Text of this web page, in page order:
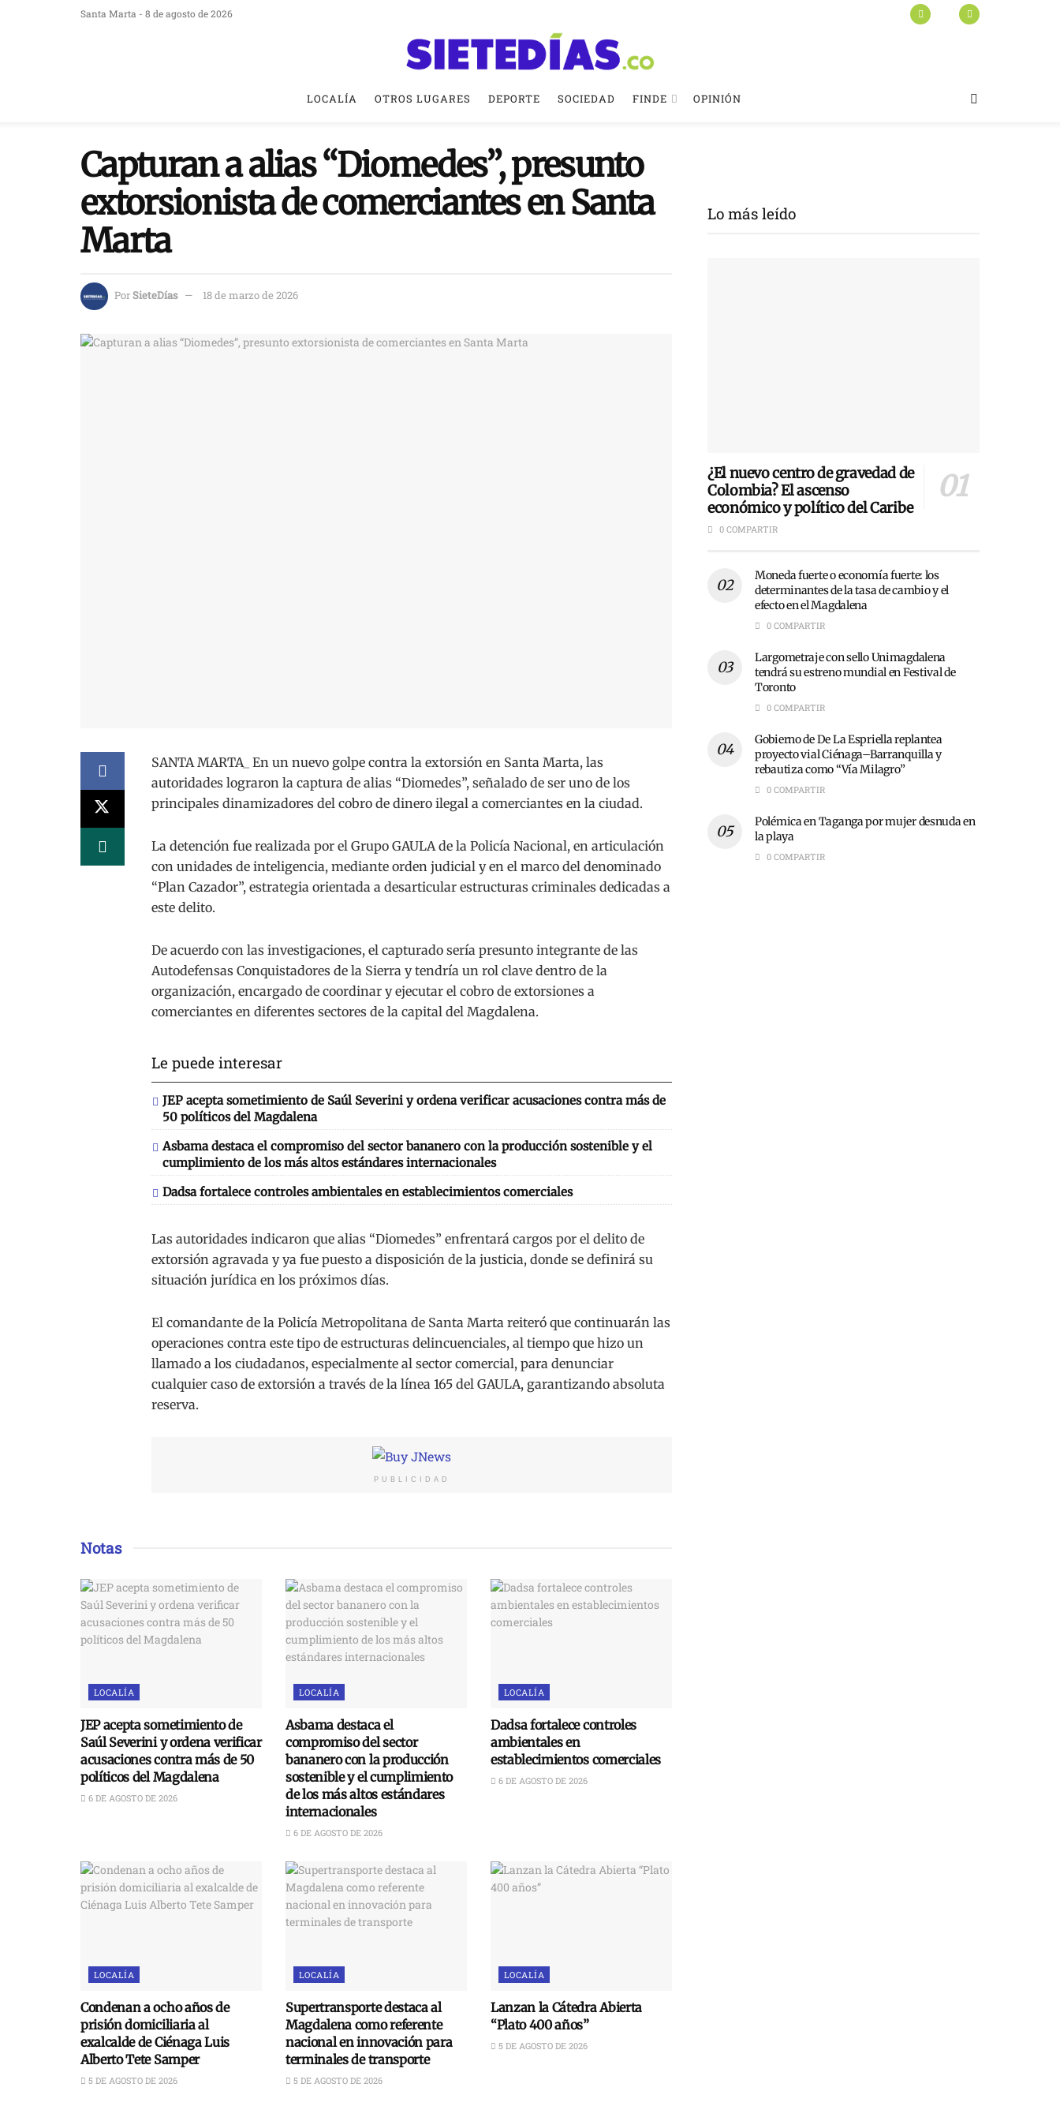
Santa Marta - 8 de agosto de 2026
LOCALÍA OTROS LUGARES DEPORTE SOCIEDAD FINDE OPINIÓN
Capturan a alias “Diomedes”, presunto
extorsionista de comerciantes en Santa
Marta
PorSieteDías 18 de marzo de 2026
SANTA MARTA_ En un nuevo golpe contra la extorsión en Santa Marta, las
autoridades lograron la captura de alias “Diomedes”, señalado de ser uno de los
principales dinamizadores del cobro de dinero ilegal a comerciantes en la ciudad.
La detención fue realizada por el Grupo GAULA de la Policía Nacional, en articulación
con unidades de inteligencia, mediante orden judicial y en el marco del denominado
“Plan Cazador”, estrategia orientada a desarticular estructuras criminales dedicadas a
este delito.
De acuerdo con las investigaciones, el capturado sería presunto integrante de las
Autodefensas Conquistadores de la Sierra y tendría un rol clave dentro de la
organización, encargado de coordinar y ejecutar el cobro de extorsiones a
comerciantes en diferentes sectores de la capital del Magdalena.
Le puede interesar
JEP acepta sometimiento de Saúl Severini y ordena verificar acusaciones contra más de
50 políticos del Magdalena
Asbama destaca el compromiso del sector bananero con la producción sostenible y el
cumplimiento de los más altos estándares internacionales
Dadsa fortalece controles ambientales en establecimientos comerciales
Las autoridades indicaron que alias “Diomedes” enfrentará cargos por el delito de
extorsión agravada y ya fue puesto a disposición de la justicia, donde se definirá su
situación jurídica en los próximos días.
El comandante de la Policía Metropolitana de Santa Marta reiteró que continuarán las
operaciones contra este tipo de estructuras delincuenciales, al tiempo que hizo un
llamado a los ciudadanos, especialmente al sector comercial, para denunciar
cualquier caso de extorsión a través de la línea 165 del GAULA, garantizando absoluta
reserva.
PUBLICIDAD
Notas
LOCALÍA
JEP acepta sometimiento de
Saúl Severini y ordena verificar
acusaciones contra más de 50
políticos del Magdalena
6 DE AGOSTO DE 2026
LOCALÍA
Asbama destaca el
compromiso del sector
bananero con la producción
sostenible y el cumplimiento
de los más altos estándares
internacionales
6 DE AGOSTO DE 2026
LOCALÍA
Dadsa fortalece controles
ambientales en
establecimientos comerciales
6 DE AGOSTO DE 2026
LOCALÍA
Condenan a ocho años de
prisión domiciliaria al
exalcalde de Ciénaga Luis
Alberto Tete Samper
5 DE AGOSTO DE 2026
LOCALÍA
Supertransporte destaca al
Magdalena como referente
nacional en innovación para
terminales de transporte
5 DE AGOSTO DE 2026
LOCALÍA
Lanzan la Cátedra Abierta
“Plato 400 años”
5 DE AGOSTO DE 2026
Lo más leído
¿El nuevo centro de gravedad de
Colombia? El ascenso
económico y político del Caribe
0 COMPARTIR
Moneda fuerte o economía fuerte: los
determinantes de la tasa de cambio y el
efecto en el Magdalena
0 COMPARTIR
Largometraje con sello Unimagdalena
tendrá su estreno mundial en Festival de
Toronto
0 COMPARTIR
Gobierno de De La Espriella replantea
proyecto vial Ciénaga–Barranquilla y
rebautiza como “Vía Milagro”
0 COMPARTIR
Polémica en Taganga por mujer desnuda en
la playa
0 COMPARTIR